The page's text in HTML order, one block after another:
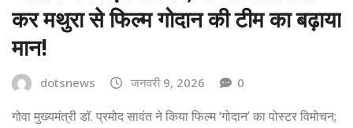
कर मथुरा से फिल्म गोदान की टीम का बढ़ाया
मान!
dotsnews जनवरी 9, 2026 0
गोवा मुख्यमंत्री डॉ. प्रमोद सावंत ने किया फिल्म ‘गोदान’ का पोस्टर विमोचन;